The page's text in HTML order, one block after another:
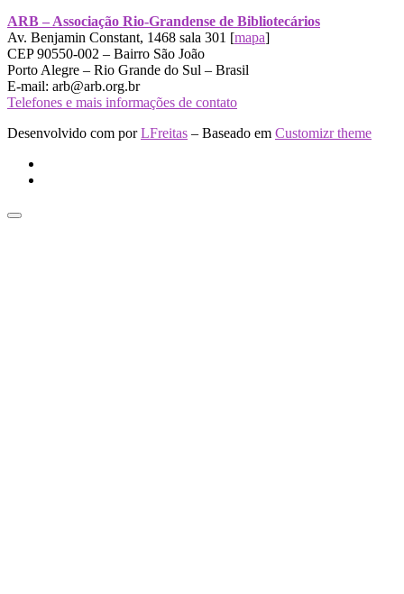
ARB – Associação Rio-Grandense de Bibliotecários
Av. Benjamin Constant, 1468 sala 301 [mapa]
CEP 90550-002 – Bairro São João
Porto Alegre – Rio Grande do Sul – Brasil
E-mail: arb@arb.org.br
Telefones e mais informações de contato
Desenvolvido com porLFreitas – Baseado em Customizr theme